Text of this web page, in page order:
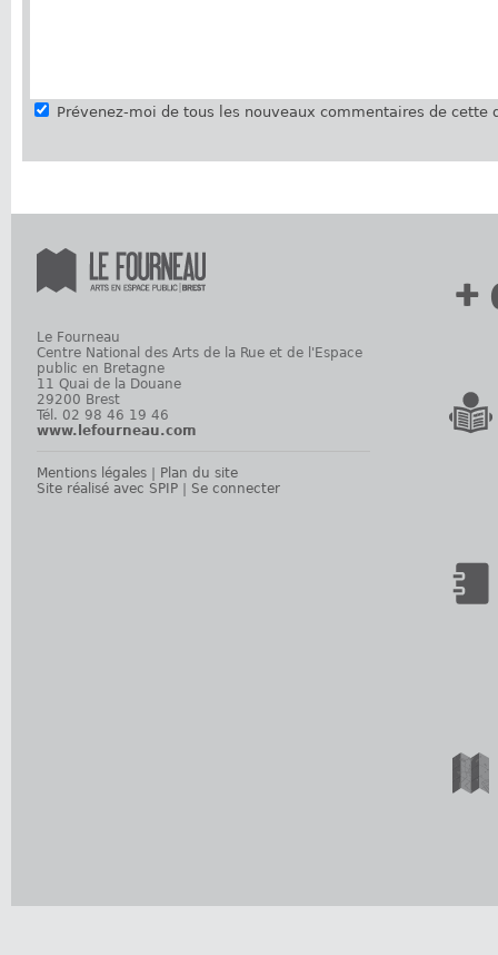
Prévenez-moi de tous les nouveaux commentaires de cette
Le Fourneau
Centre National des Arts de la Rue et de l'Espace
public en Bretagne
11 Quai de la Douane
29200 Brest
Tél. 02 98 46 19 46
www.lefourneau.com
Mentions légales
Plan du site
Site réalisé avec SPIP
Se connecter
+